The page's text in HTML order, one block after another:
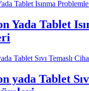
Yada Tablet
yada Tablet